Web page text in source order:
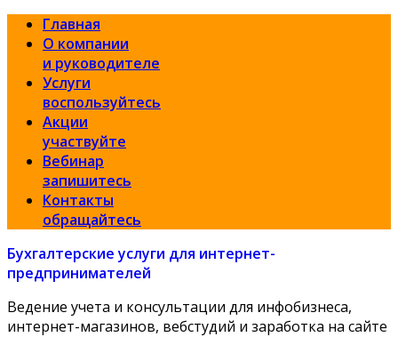
Главная
О компании
и руководителе
Услуги
воспользуйтесь
Акции
участвуйте
Вебинар
запишитесь
Контакты
обращайтесь
Бухгалтерские услуги для интернет-
предпринимателей
Ведение учета и консультации для инфобизнеса,
интернет-магазинов, вебстудий и заработка на сайте